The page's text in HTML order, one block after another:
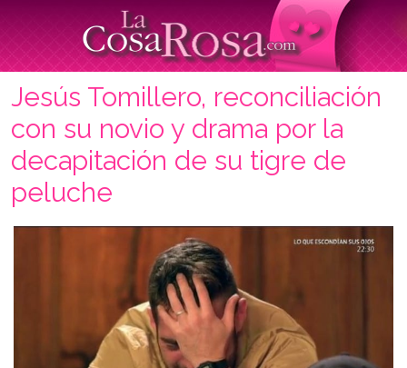
Jesús Tomillero, reconciliación
con su novio y drama por la
decapitación de su tigre de
peluche